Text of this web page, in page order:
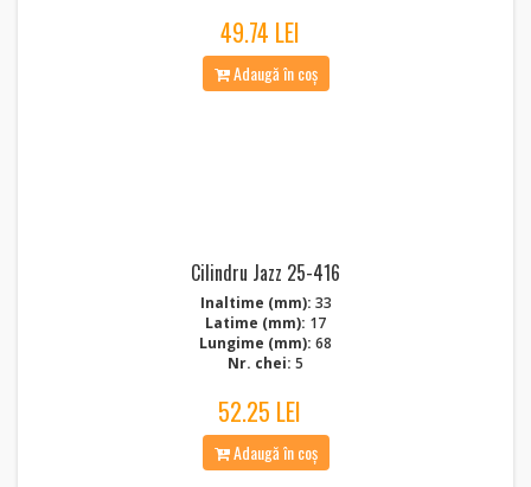
49.74 LEI
Adaugă în coș
Cilindru Jazz 25-416
Inaltime (mm): 33
Latime (mm): 17
Lungime (mm): 68
Nr. chei: 5
52.25 LEI
Adaugă în coș